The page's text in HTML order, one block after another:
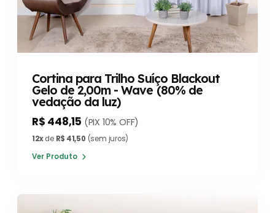
Cortina para Trilho Suíço Blackout
Gelo de 2,00m - Wave (80% de
vedação da luz)
R$ 448,15 (PIX 10% OFF)
12xde R$ 41,50 (sem juros)
Ver Produto